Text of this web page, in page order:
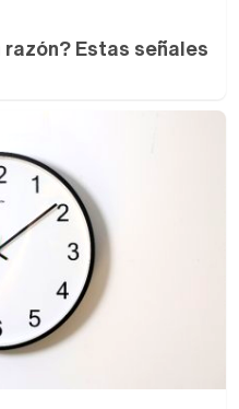
Estas señales